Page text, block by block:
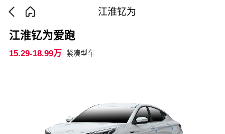
江淮钇为
江淮钇为爱跑
15.29-18.99万 紧凑型车